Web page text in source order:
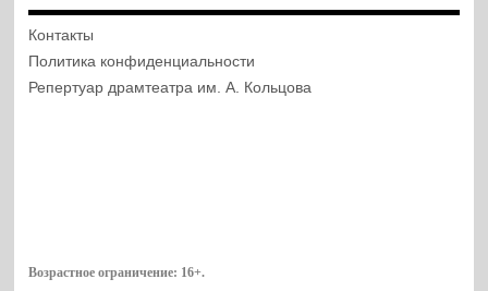
Контакты
Политика конфиденциальности
Репертуар драмтеатра им. А. Кольцова
Возрастное ограничение: 16+.